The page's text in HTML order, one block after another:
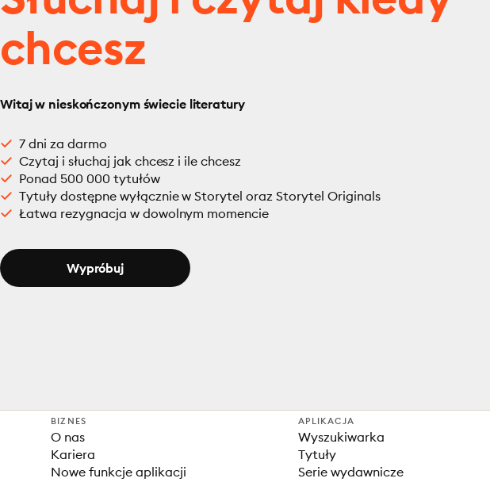
chcesz
Witaj w nieskończonym świecie literatury
7 dni za darmo
Czytaj i słuchaj jak chcesz i ile chcesz
Ponad 500 000 tytułów
Tytuły dostępne wyłącznie w Storytel oraz Storytel Originals
Łatwa rezygnacja w dowolnym momencie
Wypróbuj
BIZNES
O nas
Kariera
Nowe funkcje aplikacji
APLIKACJA
Wyszukiwarka
Tytuły
Serie wydawnicze